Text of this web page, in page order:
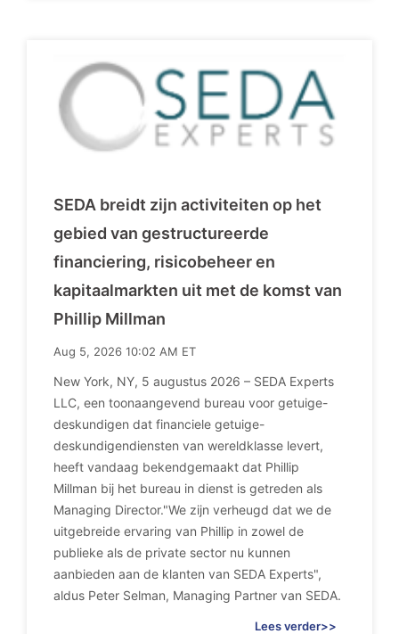
SEDA breidt zijn activiteiten op het
gebied van gestructureerde
financiering, risicobeheer en
kapitaalmarkten uit met de komst van
Phillip Millman
Aug 5, 2026 10:02 AM ET
New York, NY, 5 augustus 2026 – SEDA Experts
LLC, een toonaangevend bureau voor getuige-
deskundigen dat financiele getuige-
deskundigendiensten van wereldklasse levert,
heeft vandaag bekendgemaakt dat Phillip
Millman bij het bureau in dienst is getreden als
Managing Director."We zijn verheugd dat we de
uitgebreide ervaring van Phillip in zowel de
publieke als de private sector nu kunnen
aanbieden aan de klanten van SEDA Experts",
aldus Peter Selman, Managing Partner van SEDA.
Lees verder>>